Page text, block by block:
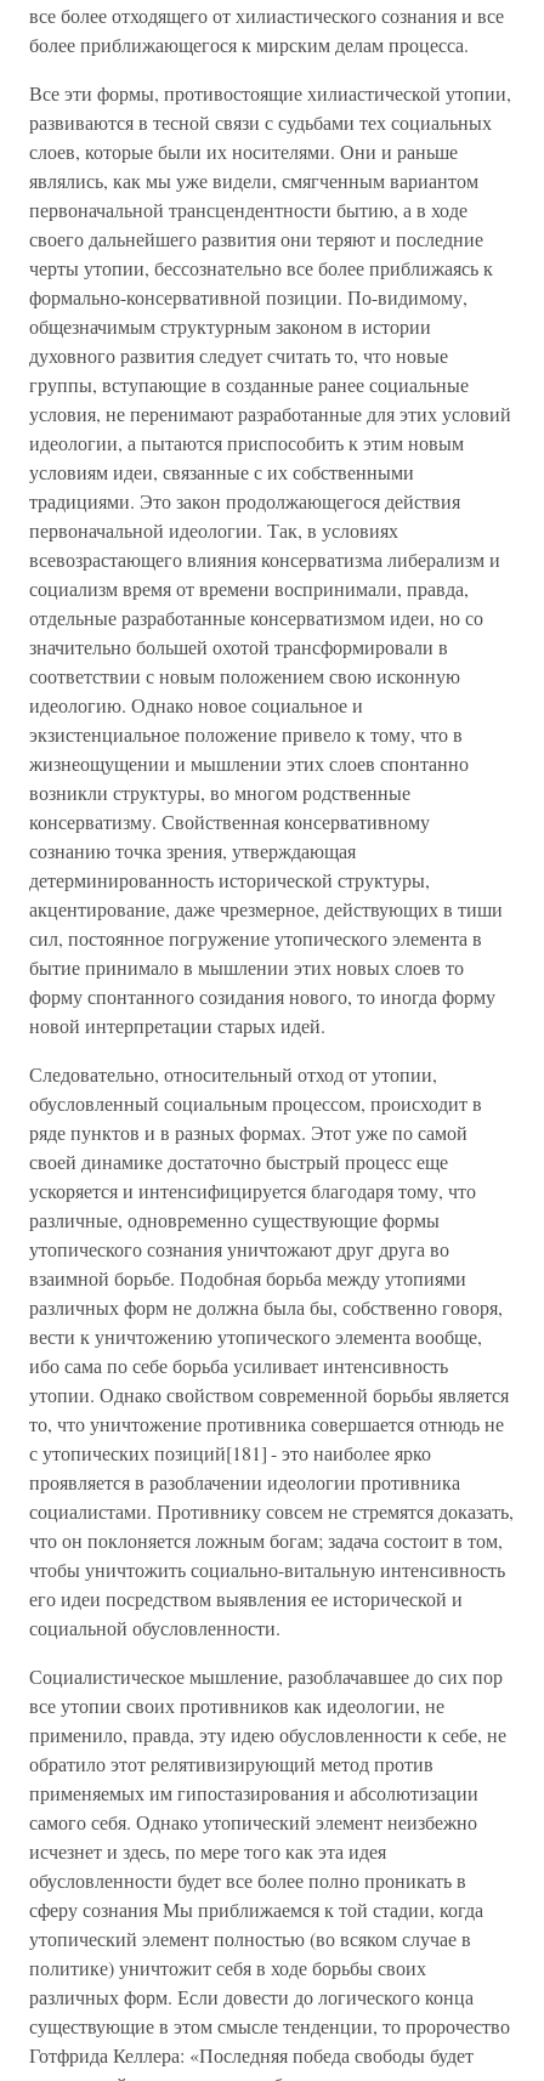
все более отходящего от хилиастического сознания и все
более приближающегося к мирским делам процесса.
Все эти формы, противостоящие хилиастической утопии,
развиваются в тесной связи с судьбами тех социальных
слоев, которые были их носителями. Они и раньше
являлись, как мы уже видели, смягченным вариантом
первоначальной трансцендентности бытию, а в ходе
своего дальнейшего развития они теряют и последние
черты утопии, бессознательно все более приближаясь к
формально-консервативной позиции. По-видимому,
общезначимым структурным законом в истории
духовного развития следует считать то, что новые
группы, вступающие в созданные ранее социальные
условия, не перенимают разработанные для этих условий
идеологии, а пытаются приспособить к этим новым
условиям идеи, связанные с их собственными
традициями. Это закон продолжающегося действия
первоначальной идеологии. Так, в условиях
всевозрастающего влияния консерватизма либерализм и
социализм время от времени воспринимали, правда,
отдельные разработанные консерватизмом идеи, но со
значительно большей охотой трансформировали в
соответствии с новым положением свою исконную
идеологию. Однако новое социальное и
экзистенциальное положение привело к тому, что в
жизнеощущении и мышлении этих слоев спонтанно
возникли структуры, во многом родственные
консерватизму. Свойственная консервативному
сознанию точка зрения, утверждающая
детерминированность исторической структуры,
акцентирование, даже чрезмерное, действующих в тиши
сил, постоянное погружение утопического элемента в
бытие принимало в мышлении этих новых слоев то
форму спонтанного созидания нового, то иногда форму
новой интерпретации старых идей.
Следовательно, относительный отход от утопии,
обусловленный социальным процессом, происходит в
ряде пунктов и в разных формах. Этот уже по самой
своей динамике достаточно быстрый процесс еще
ускоряется и интенсифицируется благодаря тому, что
различные, одновременно существующие формы
утопического сознания уничтожают друг друга во
взаимной борьбе. Подобная борьба между утопиями
различных форм не должна была бы, собственно говоря,
вести к уничтожению утопического элемента вообще,
ибо сама по себе борьба усиливает интенсивность
утопии. Однако свойством современной борьбы является
то, что уничтожение противника совершается отнюдь не
с утопических позиций[181]- это наиболее ярко
проявляется в разоблачении идеологии противника
социалистами. Противнику совсем не стремятся доказать,
что он поклоняется ложным богам; задача состоит в том,
чтобы уничтожить социально-витальную интенсивность
его идеи посредством выявления ее исторической и
социальной обусловленности.
Социалистическое мышление, разоблачавшее до сих пор
все утопии своих противников как идеологии, не
применило, правда, эту идею обусловленности к себе, не
обратило этот релятивизирующий метод против
применяемых им гипостазирования и абсолютизации
самого себя. Однако утопический элемент неизбежно
исчезнет и здесь, по мере того как эта идея
обусловленности будет все более полно проникать в
сферу сознания Мы приближаемся к той стадии, когда
утопический элемент полностью (во всяком случае в
политике) уничтожит себя в ходе борьбы своих
различных форм. Если довести до логического конца
существующие в этом смысле тенденции, то пророчество
Готфрида Келлера: «Последняя победа свободы будет